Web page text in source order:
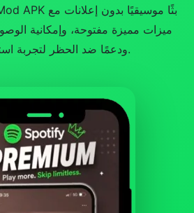
ميزات مميزة مفتوحة، وإمكانية
ودعمًا ضد الحظر لتجربة استماع محسّنة.